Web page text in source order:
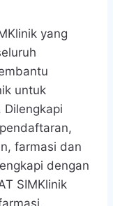
yang
untuk
farmasi dan
dengan
SIMKlinik